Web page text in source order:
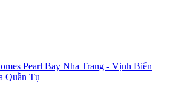
Pearl Bay Nha Trang - Vịnh Biển
Quần Tụ